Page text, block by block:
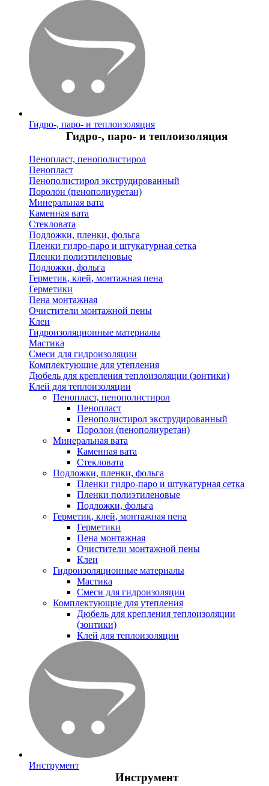
Гидро-, паро- и теплоизоляция
Гидро-, паро- и теплоизоляция
Пенопласт, пенополистирол
Пенопласт
Пенополистирол экструдированный
Поролон (пенополиуретан)
Минеральная вата
Каменная вата
Стекловата
Подложки, пленки, фольга
Пленки гидро-паро и штукатурная сетка
Пленки полиэтиленовые
Подложки, фольга
Герметик, клей, монтажная пена
Герметики
Пена монтажная
Очистители монтажной пены
Клеи
Гидроизоляционные материалы
Мастика
Смеси для гидроизоляции
Комплектующие для утепления
Дюбель для крепления теплоизоляции (зонтики)
Клей для теплоизоляции
Пенопласт, пенополистирол
Пенопласт
Пенополистирол экструдированный
Поролон (пенополиуретан)
Минеральная вата
Каменная вата
Стекловата
Подложки, пленки, фольга
Пленки гидро-паро и штукатурная сетка
Пленки полиэтиленовые
Подложки, фольга
Герметик, клей, монтажная пена
Герметики
Пена монтажная
Очистители монтажной пены
Клеи
Гидроизоляционные материалы
Мастика
Смеси для гидроизоляции
Комплектующие для утепления
Дюбель для крепления теплоизоляции
(зонтики)
Клей для теплоизоляции
Инструмент
Инструмент